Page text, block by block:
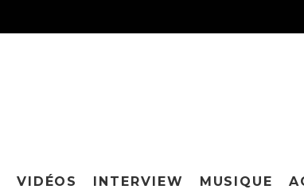
VIDÉOS INTERVIEW MUSIQUE